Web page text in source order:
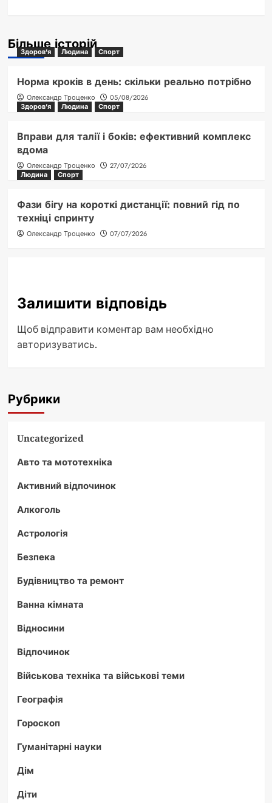
Більше історій
Здоров'я Людина Спорт
Норма кроків в день: скільки реально потрібно
Олександр Троценко
05/08/2026
Здоров'я
Людина Спорт
Вправи для талії і боків: ефективний комплекс
вдома
Олександр Троценко
27/07/2026
Людина
Спорт
Фази бігу на короткі дистанції: повний гід по
техніці спринту
Олександр Троценко 07/07/2026
Залишити відповідь
Щоб відправити коментар вам необхідно
авторизуватись.
Рубрики
Uncategorized
Авто та мототехніка
Активний відпочинок
Алкоголь
Астрологія
Безпека
Будівництво та ремонт
Ванна кімната
Відносини
Відпочинок
Військова техніка та військові теми
Географія
Гороскоп
Гуманітарні науки
Дім
Діти